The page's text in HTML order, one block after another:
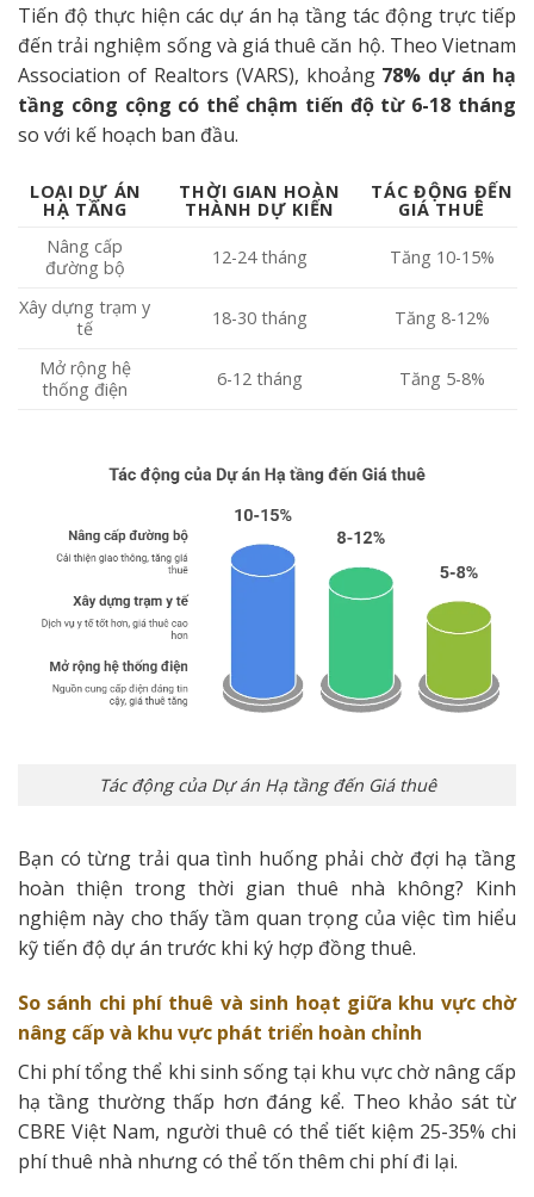
Tiến độ thực hiện các dự án hạ tầng tác động trực tiếp
đến trải nghiệm sống và giá thuê căn hộ. Theo Vietnam
Association of Realtors (VARS), khoảng 78% dự án hạ
tầng công cộng có thể chậm tiến độ từ 6-18 tháng
so với kế hoạch ban đầu.
LOẠI DỰ ÁN
HẠ TẦNG
THỜI GIAN HOÀN
THÀNH DỰ KIẾN
TÁC ĐỘNG ĐẾN
GIÁ THUÊ
Nâng cấp
đường bộ
12-24 tháng Tăng 10-15%
Xây dựng trạm y
tế
18-30 tháng Tăng 8-12%
Mở rộng hệ
thống điện
6-12 tháng Tăng 5-8%
Tác động của Dự án Hạ tầng đến Giá thuê
Bạn có từng trải qua tình huống phải chờ đợi hạ tầng
hoàn thiện trong thời gian thuê nhà không? Kinh
nghiệm này cho thấy tầm quan trọng của việc tìm hiểu
kỹ tiến độ dự án trước khi ký hợp đồng thuê.
So sánh chi phí thuê và sinh hoạt giữa khu vực chờ
nâng cấp và khu vực phát triển hoàn chỉnh
Chi phí tổng thể khi sinh sống tại khu vực chờ nâng cấp
hạ tầng thường thấp hơn đáng kể. Theo khảo sát từ
CBRE Việt Nam, người thuê có thể tiết kiệm 25-35% chi
phí thuê nhà nhưng có thể tốn thêm chi phí đi lại.